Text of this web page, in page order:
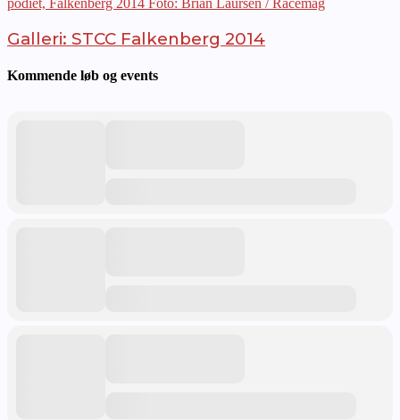
Galleri: STCC Falkenberg 2014
Kommende løb og events